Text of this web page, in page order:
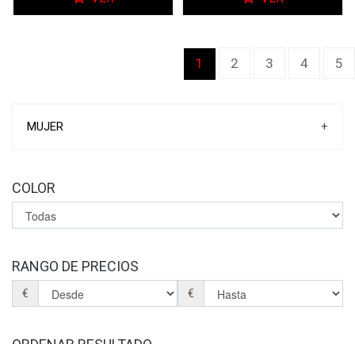
1 (current)
2 3 4 5
MUJER +
SANDALIAS
PLANTILLAS
COLOR
RANGO DE PRECIOS
€ €